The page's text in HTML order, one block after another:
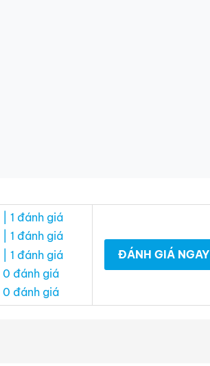
| 1 đánh giá
| 1 đánh giá
| 1 đánh giá
| 0 đánh giá
| 0 đánh giá
ĐÁNH GIÁ NGAY